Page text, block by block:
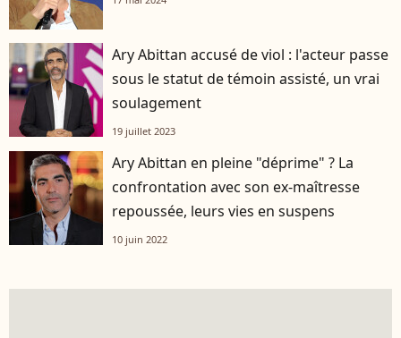
Ary Abittan accusé de viol : l'acteur passe
sous le statut de témoin assisté, un vrai
soulagement
19 juillet 2023
Ary Abittan en pleine "déprime" ? La
confrontation avec son ex-maîtresse
repoussée, leurs vies en suspens
10 juin 2022